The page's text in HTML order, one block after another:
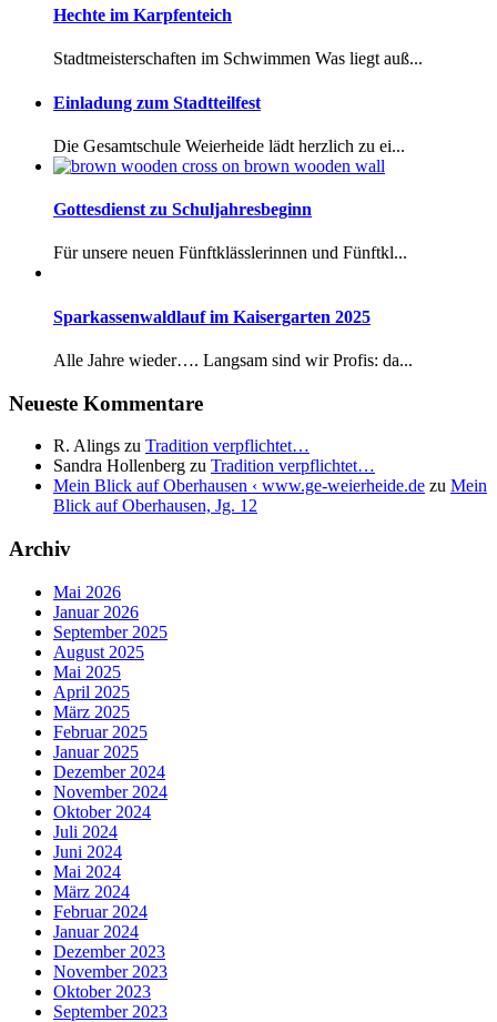
Hechte im Karpfenteich
Stadtmeisterschaften im Schwimmen Was liegt auß...
Einladung zum Stadtteilfest
Die Gesamtschule Weierheide lädt herzlich zu ei...
Gottesdienst zu Schuljahresbeginn
Für unsere neuen Fünftklässlerinnen und Fünftkl...
Sparkassenwaldlauf im Kaisergarten 2025
Alle Jahre wieder…. Langsam sind wir Profis: da...
Neueste Kommentare
R. Alings zu Tradition verpflichtet…
Sandra Hollenberg zu Tradition verpflichtet…
Mein Blick auf Oberhausen ‹ www.ge-weierheide.de zu Mein
Blick auf Oberhausen, Jg. 12
Archiv
Mai 2026
Januar 2026
September 2025
August 2025
Mai 2025
April 2025
März 2025
Februar 2025
Januar 2025
Dezember 2024
November 2024
Oktober 2024
Juli 2024
Juni 2024
Mai 2024
März 2024
Februar 2024
Januar 2024
Dezember 2023
November 2023
Oktober 2023
September 2023